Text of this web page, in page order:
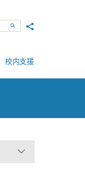
SearchShare to
校内支援